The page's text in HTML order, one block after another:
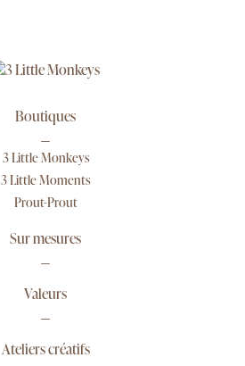
Boutiques
3 Little Monkeys
3 Little Moments
Prout-Prout
Sur mesures
Valeurs
Ateliers créatifs